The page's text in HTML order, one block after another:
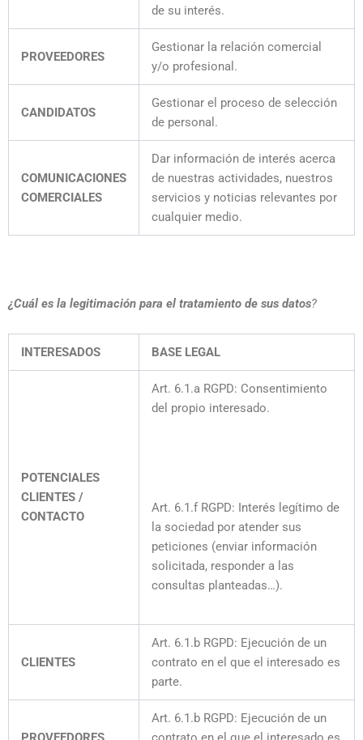
de su interés.
PROVEEDORES
Gestionar la relación comercial
y/o profesional.
CANDIDATOS
Gestionar el proceso de selección
de personal.
COMUNICACIONES
COMERCIALES
Dar información de interés acerca
de nuestras actividades, nuestros
servicios y noticias relevantes por
cualquier medio.
¿Cuál es la legitimación para el tratamiento de sus datos?
INTERESADOS BASE LEGAL
POTENCIALES
CLIENTES /
CONTACTO
Art. 6.1.a RGPD: Consentimiento
del propio interesado.
Art. 6.1.f RGPD: Interés legítimo de
la sociedad por atender sus
peticiones (enviar información
solicitada, responder a las
consultas planteadas…).
CLIENTES
Art. 6.1.b RGPD: Ejecución de un
contrato en el que el interesado es
parte.
Art. 6.1.b RGPD: Ejecución de un